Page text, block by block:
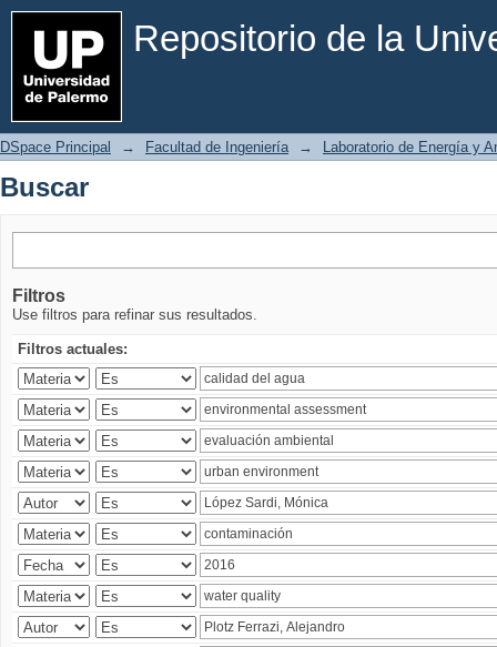
Repositorio de la
Buscar
DSpace Principal → Facultad de Ingeniería → Laboratorio de Energía y
Buscar
Filtros
Use filtros para refinar sus resultados.
Filtros actuales: